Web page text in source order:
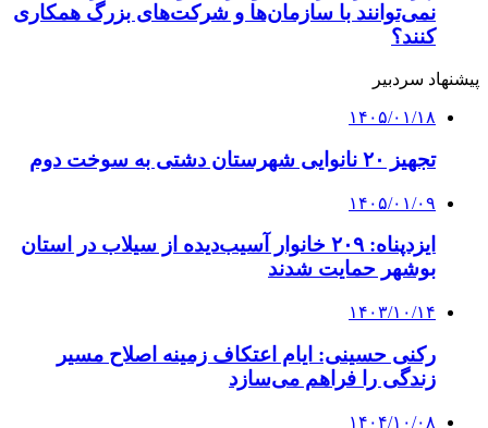
نمی‌توانند با سازمان‌ها و شرکت‌های بزرگ همکاری
کنند؟
پیشنهاد سردبیر
۱۴۰۵/۰۱/۱۸
تجهیز ۲۰ نانوایی شهرستان دشتی به سوخت دوم
۱۴۰۵/۰۱/۰۹
ایزدپناه: ۲۰۹ خانوار آسیب‌دیده از سیلاب در استان
بوشهر حمایت شدند
۱۴۰۳/۱۰/۱۴
رکنی حسینی: ایام اعتکاف زمینه اصلاح مسیر
زندگی را فراهم می‌سازد
۱۴۰۴/۱۰/۰۸